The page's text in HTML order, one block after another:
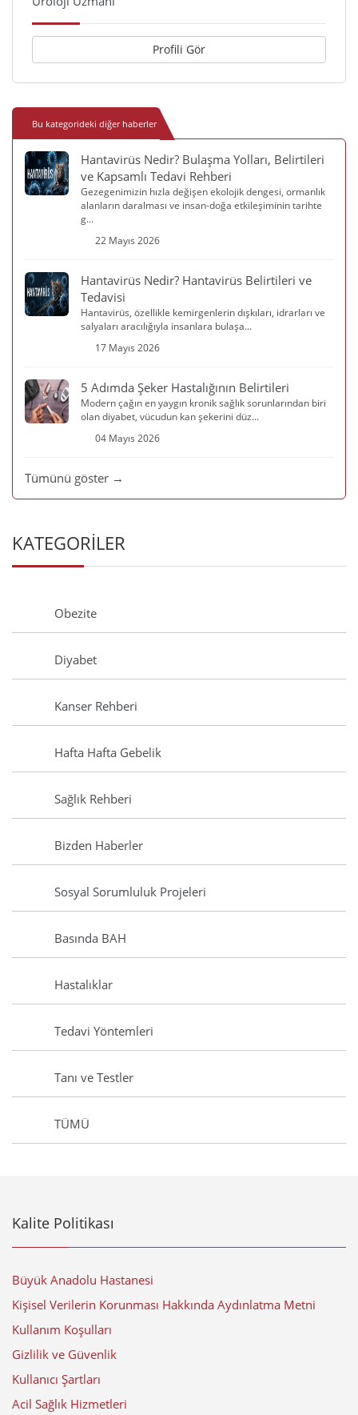
Profili Gör
Bu kategorideki diğer haberler
Hantavirüs Nedir? Bulaşma Yolları, Belirtileri
ve Kapsamlı Tedavi Rehberi
Gezegenimizin hızla değişen ekolojik dengesi, ormanlık
alanların daralması ve insan-doğa etkileşiminin tarihte
g...
22 Mayıs 2026
Hantavirüs Nedir? Hantavirüs Belirtileri ve
Tedavisi
Hantavirüs, özellikle kemirgenlerin dışkıları, idrarları ve
salyaları aracılığıyla insanlara bulaşa...
17 Mayıs 2026
5 Adımda Şeker Hastalığının Belirtileri
Modern çağın en yaygın kronik sağlık sorunlarından biri
olan diyabet, vücudun kan şekerini düz...
04 Mayıs 2026
Tümünü göster →
KATEGORİLER
Obezite
Diyabet
Kanser Rehberi
Hafta Hafta Gebelik
Sağlık Rehberi
Bizden Haberler
Sosyal Sorumluluk Projeleri
Basında BAH
Hastalıklar
Tedavi Yöntemleri
Tanı ve Testler
TÜMÜ
Kalite Politikası
Büyük Anadolu Hastanesi
Kişisel Verilerin Korunması Hakkında Aydınlatma Metni
Kullanım Koşulları
Gizlilik ve Güvenlik
Kullanıcı Şartları
Acil Sağlık Hizmetleri